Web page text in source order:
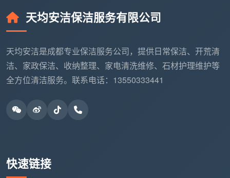
保
30-60
元/小时
1.5-4.5元/㎡
生，每周或每两周
深
保
40-65
元/人/小
4-15元/㎡
洁
时
天均安洁保洁服务有限公司
天均安洁是成都专业保洁服务公司，提供日常保洁、开荒清
洁、家政保洁、收纳整理、家电清洗维修、石材护理维护等
全方位清洁服务。联系电话：13550333441
快速链接